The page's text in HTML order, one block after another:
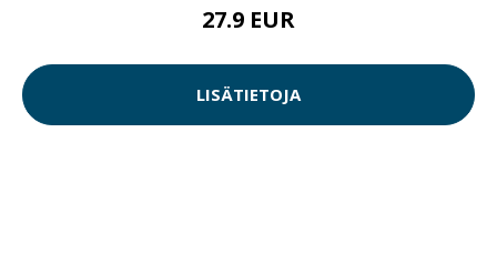
27.9 EUR
LISÄTIETOJA